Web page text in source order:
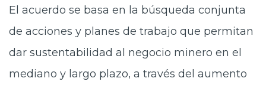
El acuerdo se basa en la búsqueda conjunta
de acciones y planes de trabajo que permitan
dar sustentabilidad al negocio minero en el
mediano y largo plazo, a través del aumento